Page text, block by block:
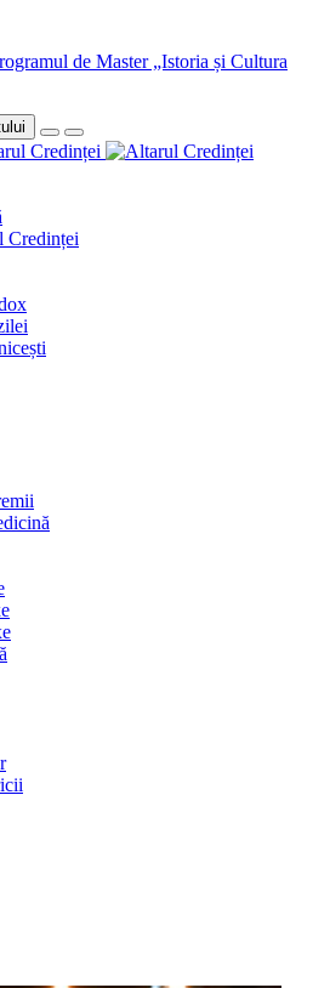
de Master „Istoria și Cultura
Credinței